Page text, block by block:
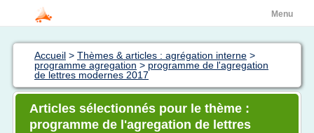
Menu
Accueil > Thèmes & articles : agrégation interne >
programme agregation > programme de l'agregation
de lettres modernes 2017
Articles sélectionnés pour le thème :
programme de l'agregation de lettres